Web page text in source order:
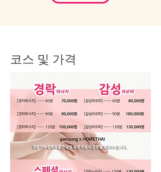
코스 및 가격